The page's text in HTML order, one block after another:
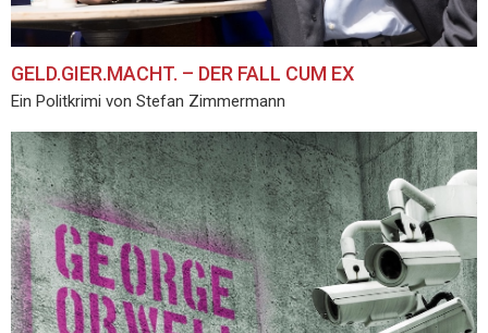
GELD.GIER.MACHT. – DER FALL CUM EX
Ein Politkrimi von Stefan Zimmermann